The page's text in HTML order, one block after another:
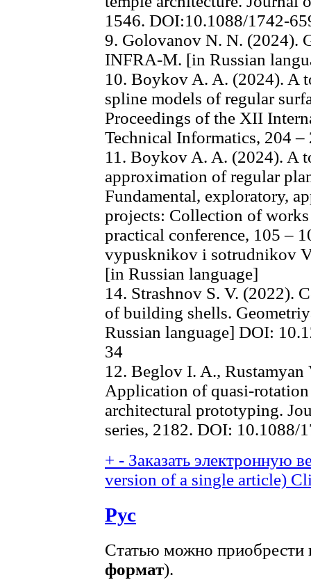
1546. DOI:10.1088/1742-
9. Golovanov N. N. (2024).
INFRA-M. [in Russian
10. Boykov A. A. (2024). A
spline models of regular
Proceedings of the XII
Technical Informatics, 204
11. Boykov A. A. (2024). A
approximation of regular
Fundamental, exploratory,
projects: Collection of
practical conference, 105 –
vypusknikov i sotrudnikov
[in Russian language]
14. Strashnov S. V. (2022).
of building shells.
Russian language] DOI:
34
12. Beglov I. A.,
Application of quasi-rotation
architectural prototyping.
series, 2182. DOI: 10.1088/
+ - Заказать электронную
version of a single article)
Рус
Статью можно приобрести
формат).